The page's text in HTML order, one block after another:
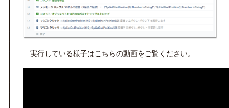
実行している様子はこちらの動画をご覧ください。